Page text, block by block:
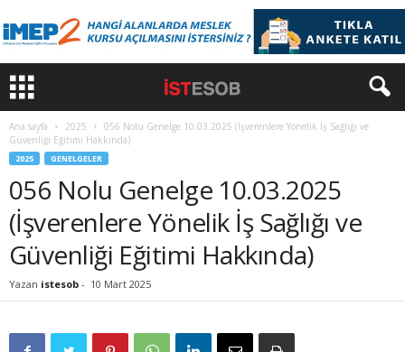
Ana sayfa 2025
056 Nolu Genelge 10.03.2025 (İşverenlere Yönelik İş Sağlığı ve
Güvenliği Eğitimi Hakkında)
2025 GENELGELER
056 Nolu Genelge 10.03.2025
(İşverenlere Yönelik İş Sağlığı ve
Güvenliği Eğitimi Hakkında)
Yazan istesob - 10 Mart 2025